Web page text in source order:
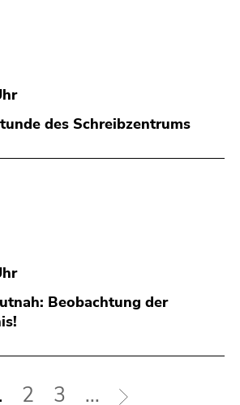
des Schreibzentrums
Beobachtung der
2 3 ...